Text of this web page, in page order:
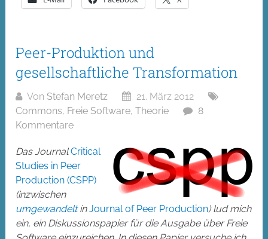
Peer-Produktion und
gesellschaftliche Transformation
Von Stefan Meretz
21. März 2012
Commons, Freie Software,Theorie
8
Kommentare
Das JournalCritical
Studies in Peer
Production (CSPP)
(inzwischen
umgewandeltinJournal of Peer Production) lud mich
ein, ein Diskussionspapier für die Ausgabe über Freie